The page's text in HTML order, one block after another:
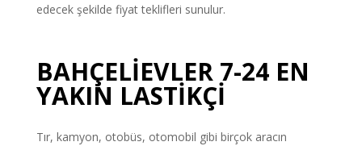
edecek şekilde fiyat teklifleri sunulur.
BAHÇELİEVLER 7-24 EN
YAKIN LASTİKÇİ
Tır, kamyon, otobüs, otomobil gibi birçok aracın